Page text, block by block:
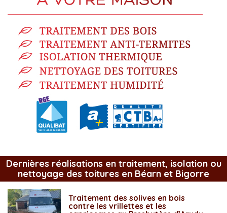
Dernières réalisations en traitement, isolation ou
nettoyage des toitures en Béarn et Bigorre
Traitement des solives en bois
contre les vrillettes et les